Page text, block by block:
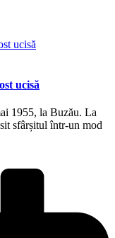
ucisă
1955, la Buzău. La
sfârșitul într-un mod